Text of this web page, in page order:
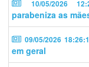
10/05/2026
parabeniza as
09/05/2026
em geral